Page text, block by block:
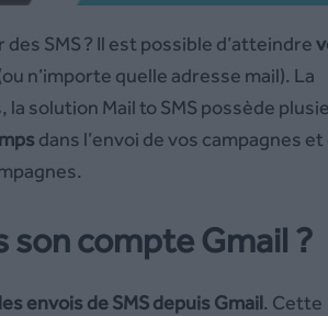
SMS ? Il est possible d’atteindre
n’importe quelle adresse mail). La
solution Mail to SMS possède
dans l’envoi de vos campagnes et
son compte Gmail ?
envois de SMS depuis Gmail. Cette